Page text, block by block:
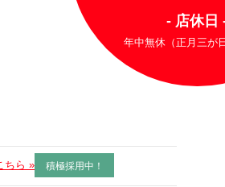
- 店休日
年中無休（正月三が
ちら » 積極採用中！